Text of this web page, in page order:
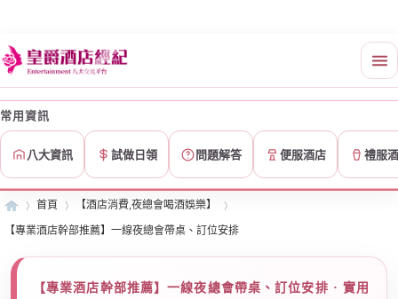
常用資訊
八大資訊 試做日領 問題解答 便服酒店 禮服
首頁
›
【酒店消費,夜總會喝酒娛樂】
›
【專業酒店幹部推薦】一線夜總會帶桌、訂位安排
【專業酒店幹部推薦】一線夜總會帶桌、訂位安排 · 實用